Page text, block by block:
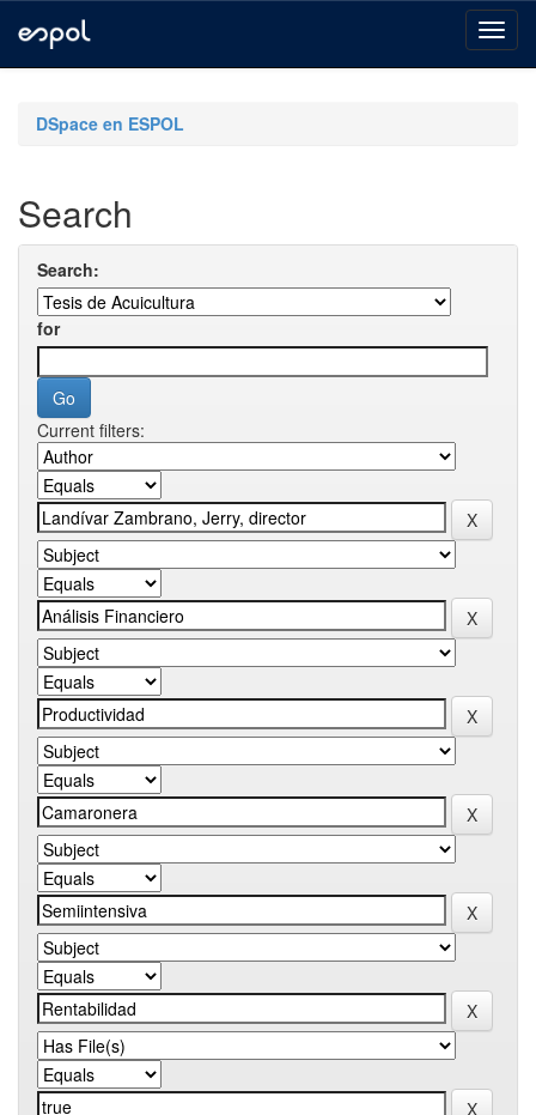
navigationDSpace en ESPOL
Search
Search:
for
Current filters: